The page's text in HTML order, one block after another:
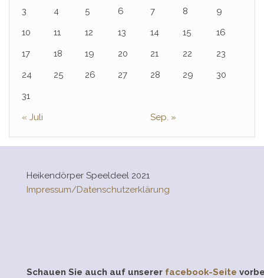
3
4 5 6 7 8
9
10
11 12 13 14 15
16
17
18 19 20 21 22
23
24
25 26 27 28 29
30
31
« Juli
Sep. »
Heikendörper Speeldeel 2021
Impressum/Datenschutzerklärung
Schauen Sie auch auf unserer facebook-Seite